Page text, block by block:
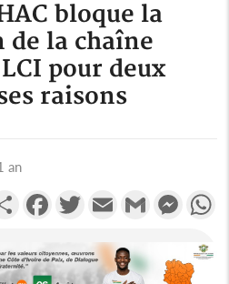
bloque la
la chaîne
pour deux
raisons
an
PartagerFacebookTwitterEmail Gmail